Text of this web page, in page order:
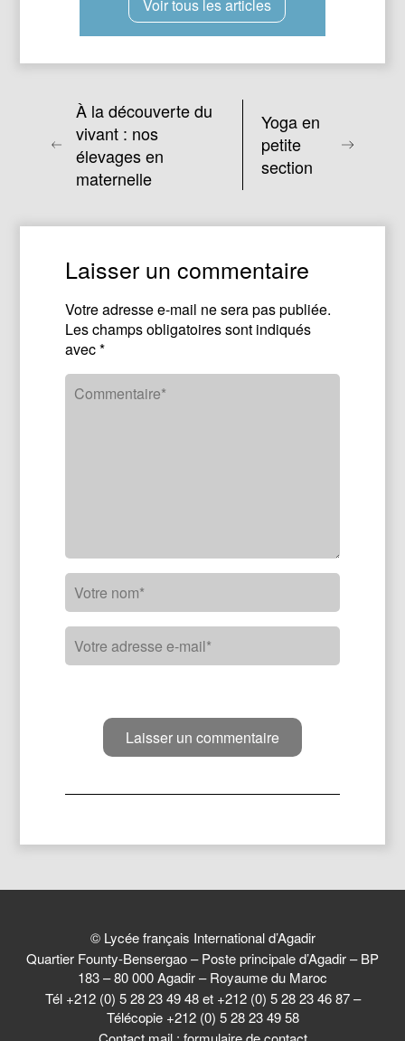
Voir tous les articles
À la découverte du
vivant : nos
élevages en
maternelle
Yoga en
petite
section
Laisser un commentaire
Votre adresse e-mail ne sera pas publiée.
Les champs obligatoires sont indiqués
avec*
© Lycée français International d’Agadir
Quartier Founty-Bensergao – Poste principale d’Agadir – BP
183 – 80 000 Agadir – Royaume du Maroc
Tél +212 (0) 5 28 23 49 48 et +212 (0) 5 28 23 46 87 –
Télécopie +212 (0) 5 28 23 49 58